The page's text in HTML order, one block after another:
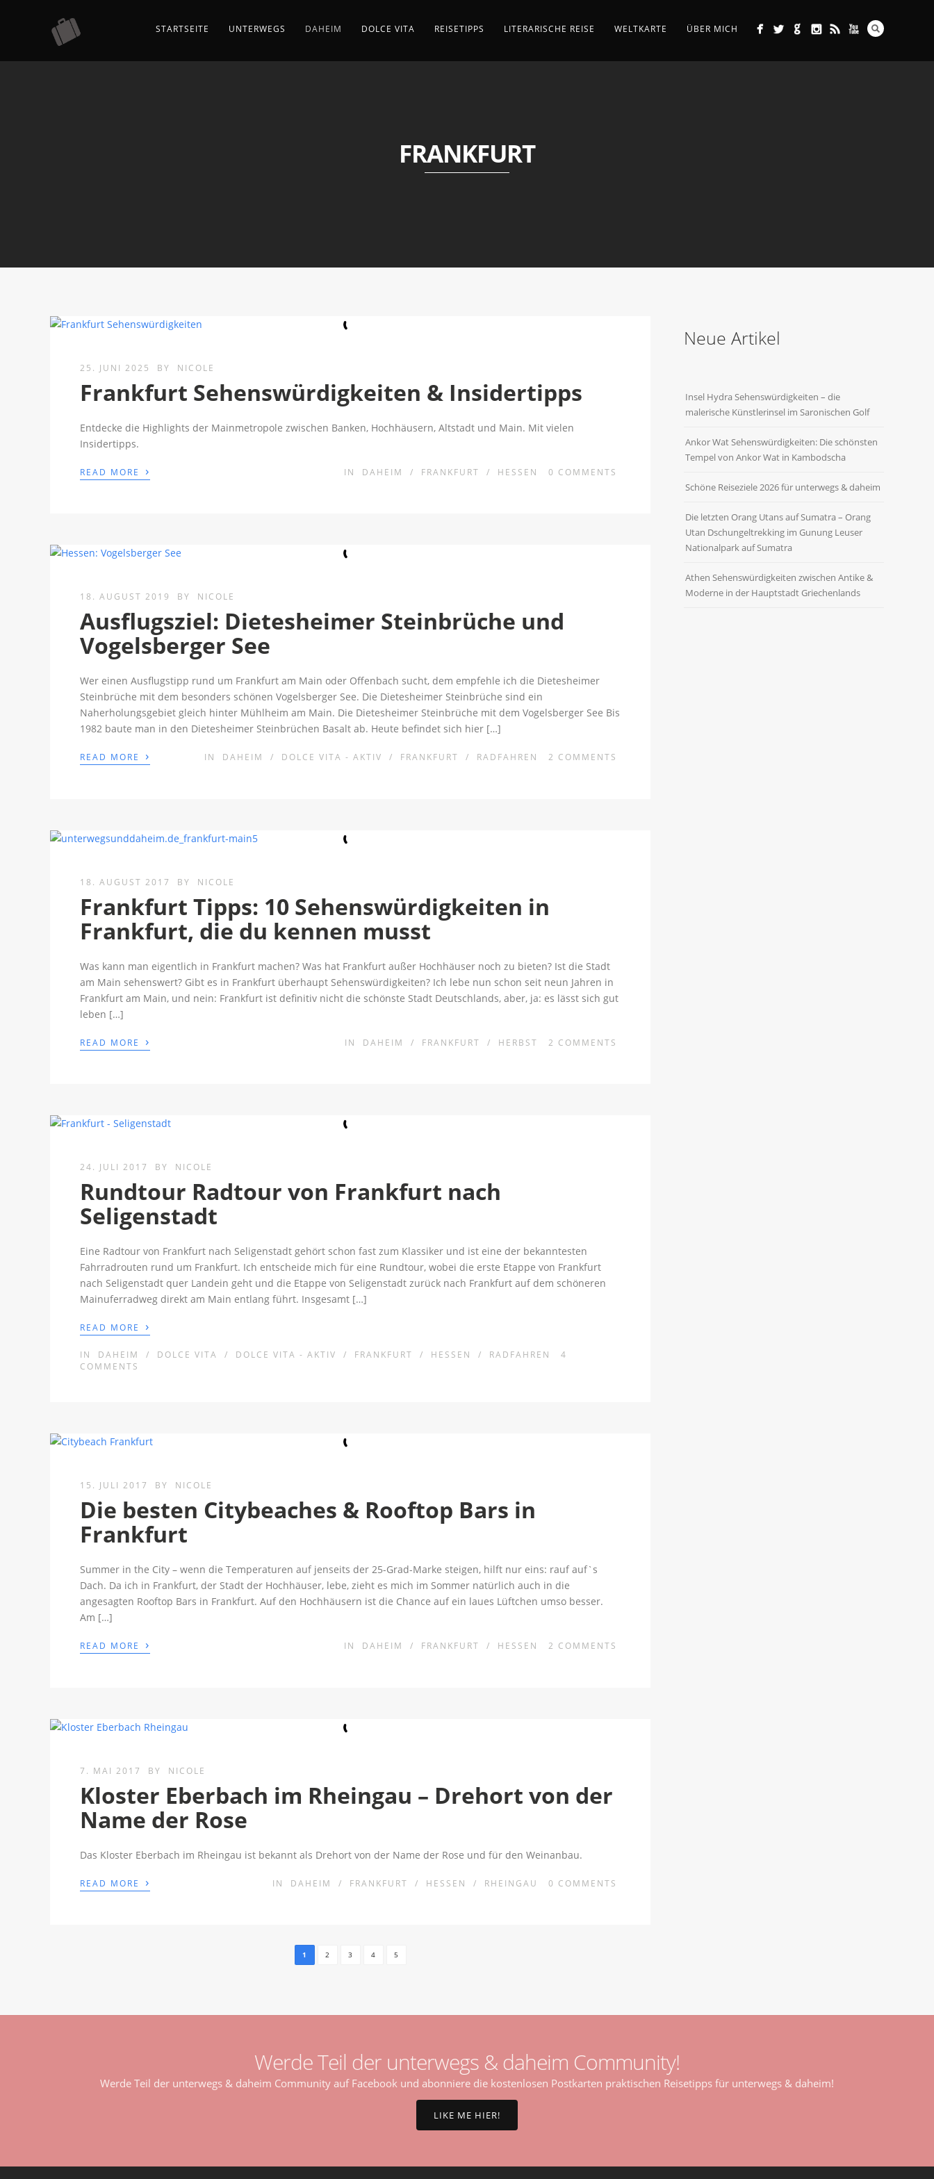
STARTSEITE UNTERWEGS DAHEIM DOLCE VITA REISETIPPS LITERARISCHE REISE WELTKARTE ÜBER MICH
FRANKFURT
25. JUNI 2025 BY NICOLE
Frankfurt Sehenswürdigkeiten & Insidertipps
Entdecke die Highlights der Mainmetropole zwischen Banken, Hochhäusern, Altstadt und Main. Mit vielen
Insidertipps.
READ MORE › IN DAHEIM / FRANKFURT / HESSEN 0 COMMENTS
18. AUGUST 2019 BY NICOLE
Ausflugsziel: Dietesheimer Steinbrüche und
Vogelsberger See
Wer einen Ausflugstipp rund um Frankfurt am Main oder Offenbach sucht, dem empfehle ich die Dietesheimer
Steinbrüche mit dem besonders schönen Vogelsberger See. Die Dietesheimer Steinbrüche sind ein
Naherholungsgebiet gleich hinter Mühlheim am Main. Die Dietesheimer Steinbrüche mit dem Vogelsberger See Bis
1982 baute man in den Dietesheimer Steinbrüchen Basalt ab. Heute befindet sich hier […]
READ MORE › IN DAHEIM / DOLCE VITA - AKTIV / FRANKFURT / RADFAHREN 2 COMMENTS
18. AUGUST 2017 BY NICOLE
Frankfurt Tipps: 10 Sehenswürdigkeiten in
Frankfurt, die du kennen musst
Was kann man eigentlich in Frankfurt machen? Was hat Frankfurt außer Hochhäuser noch zu bieten? Ist die Stadt
am Main sehenswert? Gibt es in Frankfurt überhaupt Sehenswürdigkeiten? Ich lebe nun schon seit neun Jahren in
Frankfurt am Main, und nein: Frankfurt ist definitiv nicht die schönste Stadt Deutschlands, aber, ja: es lässt sich gut
leben […]
READ MORE › IN DAHEIM / FRANKFURT / HERBST 2 COMMENTS
24. JULI 2017 BY NICOLE
Rundtour Radtour von Frankfurt nach
Seligenstadt
Eine Radtour von Frankfurt nach Seligenstadt gehört schon fast zum Klassiker und ist eine der bekanntesten
Fahrradrouten rund um Frankfurt. Ich entscheide mich für eine Rundtour, wobei die erste Etappe von Frankfurt
nach Seligenstadt quer Landein geht und die Etappe von Seligenstadt zurück nach Frankfurt auf dem schöneren
Mainuferradweg direkt am Main entlang führt. Insgesamt […]
READ MORE ›
IN DAHEIM / DOLCE VITA / DOLCE VITA - AKTIV / FRANKFURT / HESSEN / RADFAHREN
4
COMMENTS
15. JULI 2017 BY NICOLE
Die besten Citybeaches & Rooftop Bars in
Frankfurt
Summer in the City – wenn die Temperaturen auf jenseits der 25-Grad-Marke steigen, hilft nur eins: rauf auf`s
Dach. Da ich in Frankfurt, der Stadt der Hochhäuser, lebe, zieht es mich im Sommer natürlich auch in die
angesagten Rooftop Bars in Frankfurt. Auf den Hochhäusern ist die Chance auf ein laues Lüftchen umso besser.
Am […]
READ MORE › IN DAHEIM / FRANKFURT / HESSEN 2 COMMENTS
7. MAI 2017 BY NICOLE
Kloster Eberbach im Rheingau – Drehort von der
Name der Rose
Das Kloster Eberbach im Rheingau ist bekannt als Drehort von der Name der Rose und für den Weinanbau.
READ MORE › IN DAHEIM / FRANKFURT / HESSEN / RHEINGAU 0 COMMENTS
1 2 3 4 5
Neue Artikel
Insel Hydra Sehenswürdigkeiten – die
malerische Künstlerinsel im Saronischen Golf
Ankor Wat Sehenswürdigkeiten: Die schönsten
Tempel von Ankor Wat in Kambodscha
Schöne Reiseziele 2026 für unterwegs & daheim
Die letzten Orang Utans auf Sumatra – Orang
Utan Dschungeltrekking im Gunung Leuser
Nationalpark auf Sumatra
Athen Sehenswürdigkeiten zwischen Antike &
Moderne in der Hauptstadt Griechenlands
Werde Teil der unterwegs & daheim Community!
Werde Teil der unterwegs & daheim Community auf Facebook und abonniere die kostenlosen Postkarten praktischen Reisetipps für unterwegs & daheim!
LIKE ME HIER!